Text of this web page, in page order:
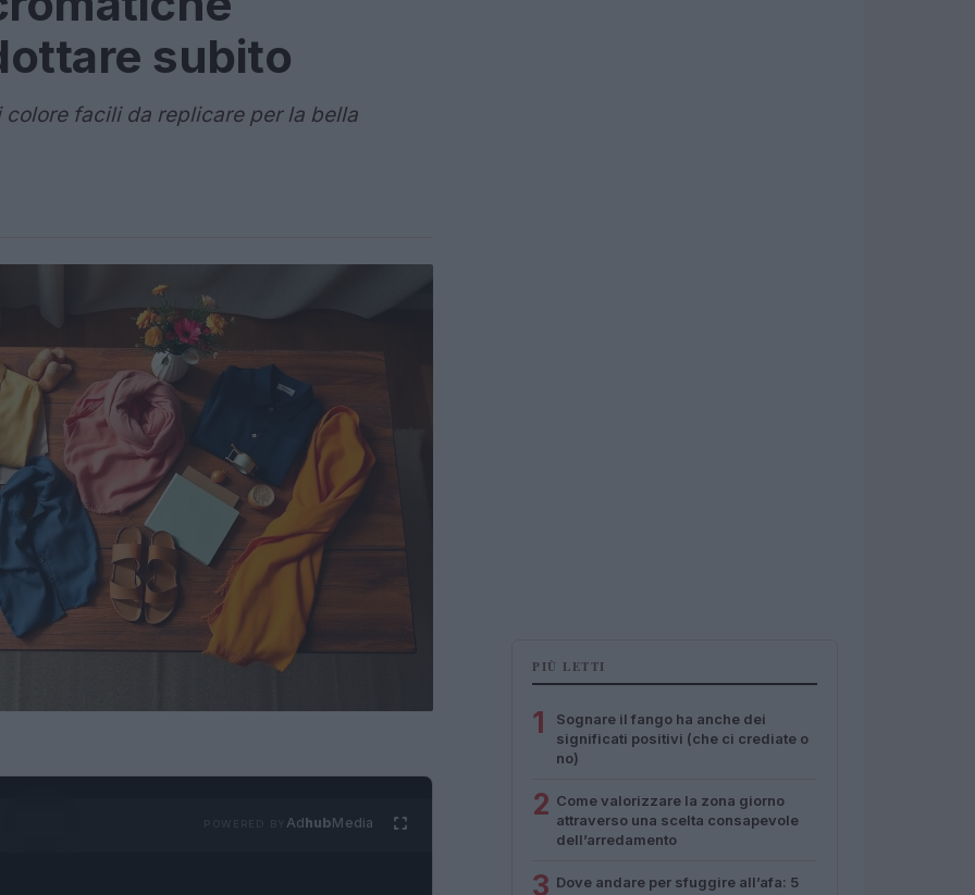
subito
facili da replicare per la bella
AdhubMedia
PIÙ LETTI
1
Sognare il fango ha anche dei
significati positivi (che ci crediate o
no)
2 Come valorizzare la zona giorno
attraverso una scelta consapevole
dell’arredamento
3 Dove andare per sfuggire all’afa: 5